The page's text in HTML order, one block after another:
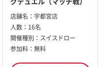
店舗名： 宇都宮店
人数： 16名
開催種別： スイスドロー
参加料： 無料